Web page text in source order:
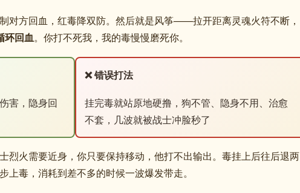
对方回血，红毒降双防。然后就是风筝——拉开距离灵魂火符不断，
环回血。你打不死我，我的毒慢慢磨死你。
害，隐身回
❌ 错误打法
挂完毒就站原地硬撸，狗不管、隐身不用、治愈
不套，几波就被战士冲脸秒了
烈火需要近身，你只要保持移动，他打不出输出。毒挂上后往后退两
上毒，消耗到差不多的时候一波爆发带走。